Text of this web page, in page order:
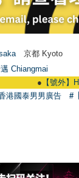
京都 Kyoto
Chiangmai
【號外】
港國泰男男廣告 #